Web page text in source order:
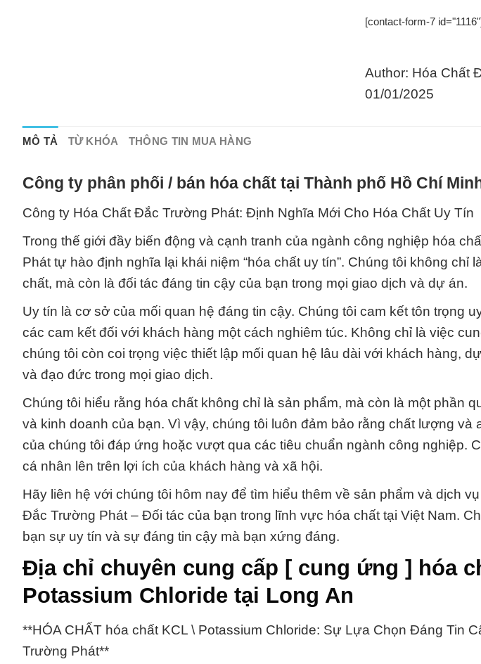
[contact-form-7
Author: Hóa Chất
01/01/2025
MÔ TẢ TỪ KHÓA THÔNG TIN MUA HÀNG
Công ty phân phối / bán hóa chất tại Thành phố Hồ Chí
Công ty Hóa Chất Đắc Trường Phát: Định Nghĩa Mới Cho Hóa Chất Uy Tín
Trong thế giới đầy biến động và cạnh tranh của ngành công nghiệp hóa
Phát tự hào định nghĩa lại khái niệm “hóa chất uy tín”. Chúng tôi không chỉ
chất, mà còn là đối tác đáng tin cậy của bạn trong mọi giao dịch và dự án.
Uy tín là cơ sở của mối quan hệ đáng tin cậy. Chúng tôi cam kết tôn trọng
các cam kết đối với khách hàng một cách nghiêm túc. Không chỉ là việc
chúng tôi còn coi trọng việc thiết lập mối quan hệ lâu dài với khách hàng,
và đạo đức trong mọi giao dịch.
Chúng tôi hiểu rằng hóa chất không chỉ là sản phẩm, mà còn là một phần
và kinh doanh của bạn. Vì vậy, chúng tôi luôn đảm bảo rằng chất lượng và
của chúng tôi đáp ứng hoặc vượt qua các tiêu chuẩn ngành công nghiệp.
cá nhân lên trên lợi ích của khách hàng và xã hội.
Hãy liên hệ với chúng tôi hôm nay để tìm hiểu thêm về sản phẩm và dịch
Đắc Trường Phát – Đối tác của bạn trong lĩnh vực hóa chất tại Việt Nam.
bạn sự uy tín và sự đáng tin cậy mà bạn xứng đáng.
Địa chỉ chuyên cung cấp [ cung ứng ] hóa
Potassium Chloride tại Long An
**HÓA CHẤT hóa chất KCL \ Potassium Chloride: Sự Lựa Chọn Đáng Tin
Trường Phát**